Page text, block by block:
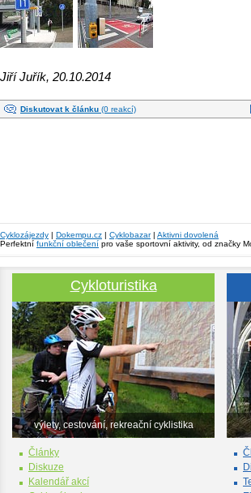
Jiří Juřík, 20.10.2014
Diskutovat k článku (0 reakcí)
Cyklozájezdy | Dokempu.cz | Cyklobazar| Aktivni dovolená
Perfektní funkční oblečení pro vaše sportovní aktivity, od značky
Cykloturistika
výlety, cestování, rekreační cyklistika
Články
Diskuze
Kalendář akcí